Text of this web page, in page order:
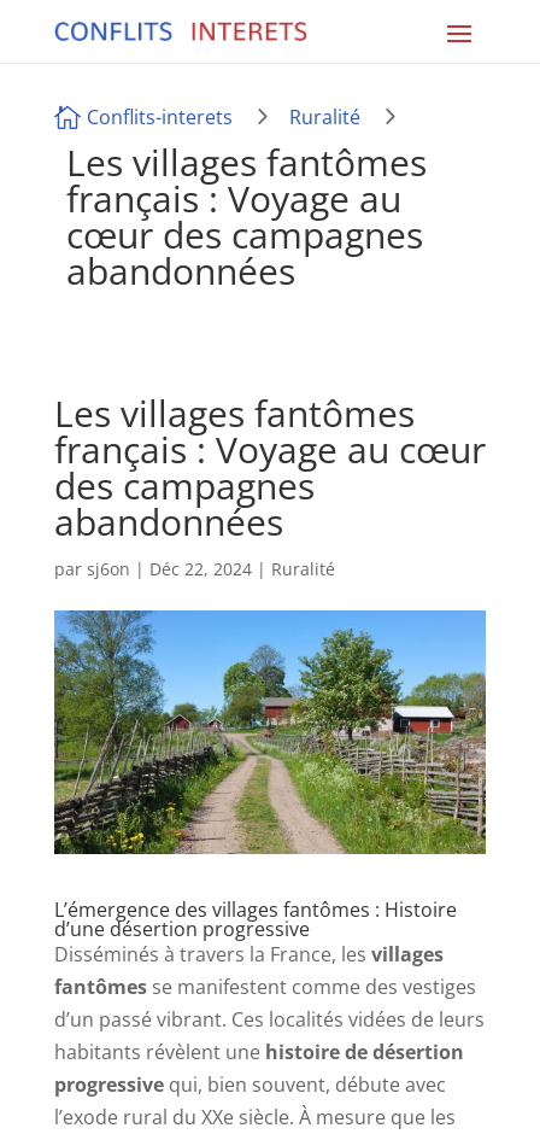
 Conflits-interets 5 Ruralité 5
Les villages fantômes
français : Voyage au
cœur des campagnes
abandonnées
Les villages fantômes
français : Voyage au cœur
des campagnes
abandonnées
par sj6on | Déc 22, 2024| Ruralité
L’émergence des villages fantômes : Histoire
d’une désertion progressive
Disséminés à travers la France, les villages
fantômesse manifestent comme des vestiges
d’un passé vibrant. Ces localités vidées de leurs
habitants révèlent une histoire de désertion
progressivequi, bien souvent, débute avec
l’exode rural du XXe siècle. À mesure que les